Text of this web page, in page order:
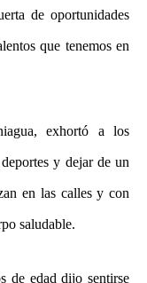
de oportunidades
que tenemos en
exhortó a los
y dejar de un
en las calles y con
saludable.
de edad dijo sentirse